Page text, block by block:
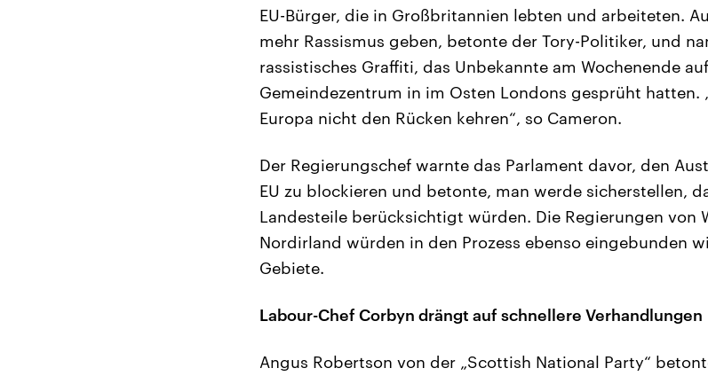
EU-Bürger, die in Großbritannien lebten und arbeiteten.
mehr Rassismus geben, betonte der Tory-Politiker, und
rassistisches Graffiti, das Unbekannte am Wochenende
Gemeindezentrum in im Osten Londons gesprüht hatten.
Europa nicht den Rücken kehren“, so Cameron.
Der Regierungschef warnte das Parlament davor, den
EU zu blockieren und betonte, man werde sicherstellen,
Landesteile berücksichtigt würden. Die Regierungen von
Nordirland würden in den Prozess ebenso eingebunden
Gebiete.
Labour-Chef Corbyn drängt auf schnellere Verhandlungen
Angus Robertson von der „Scottish National Party“